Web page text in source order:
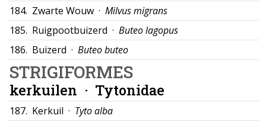
184. Zwarte Wouw · Milvus migrans
185. Ruigpootbuizerd · Buteo lagopus
186. Buizerd · Buteo buteo
STRIGIFORMES
kerkuilen · Tytonidae
187. Kerkuil · Tyto alba